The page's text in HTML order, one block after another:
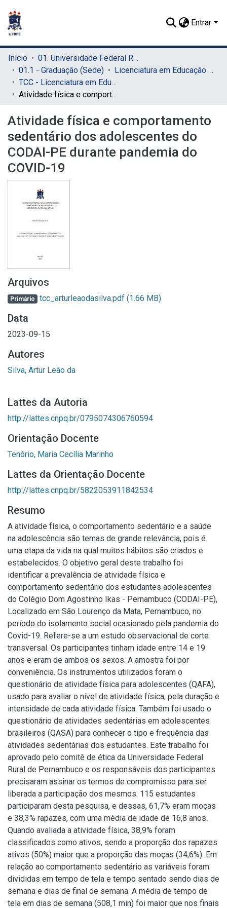
Entrar
Início
01. Universidade Federal Rural de Pernambuco - UFRPE (Sede)
01.1 - Graduação (Sede)
Licenciatura em Educação Física (Sede)
TCC - Licenciatura em Educação Física (Sede)
Atividade física e comportamento sedentário dos adolescentes do CODAI-PE durante pandemia do COVID-19
Atividade física e comportamento
sedentário dos adolescentes do
CODAI-PE durante pandemia do
COVID-19
Arquivos
Primário tcc_arturleaodasilva.pdf (1.66 MB)
Data
2023-09-15
Autores
Silva, Artur Leão da
Lattes da Autoria
http://lattes.cnpq.br/0795074306760594
Orientação Docente
Tenório, Maria Cecília Marinho
Lattes da Orientação Docente
http://lattes.cnpq.br/5822053911842534
Resumo
A atividade física, o comportamento sedentário e a saúde
na adolescência são temas de grande relevância, pois é
uma etapa da vida na qual muitos hábitos são criados e
estabelecidos. O objetivo geral deste trabalho foi
identificar a prevalência de atividade física e
comportamento sedentário dos estudantes adolescentes
do Colégio Dom Agostinho Ikas - Pernambuco (CODAI-PE),
Localizado em São Lourenço da Mata, Pernambuco, no
período do isolamento social ocasionado pela pandemia do
Covid-19. Refere-se a um estudo observacional de corte
transversal. Os participantes tinham idade entre 14 e 19
anos e eram de ambos os sexos. A amostra foi por
conveniência. Os instrumentos utilizados foram o
questionário de atividade física para adolescentes (QAFA),
usado para avaliar o nível de atividade física, pela duração e
intensidade de cada atividade física. Também foi usado o
questionário de atividades sedentárias em adolescentes
brasileiros (QASA) para conhecer o tipo e frequência das
atividades sedentárias dos estudantes. Este trabalho foi
aprovado pelo comitê de ética da Universidade Federal
Rural de Pernambuco e os responsáveis dos participantes
precisaram assinar os termos de compromisso para ser
liberada a participação dos mesmos. 115 estudantes
participaram desta pesquisa, e dessas, 61,7% eram moças
e 38,3% rapazes, com uma média de idade de 16,8 anos.
Quando avaliada a atividade física, 38,9% foram
classificados como ativos, sendo a proporção dos rapazes
ativos (50%) maior que a proporção das moças (34,6%). Em
relação ao comportamento sedentário as variáveis foram
divididas em tempo de tela e tempo sentado sendo dias de
semana e dias de final de semana. A média de tempo de
tela em dias de semana (508,1 min) foi maior que nos finais